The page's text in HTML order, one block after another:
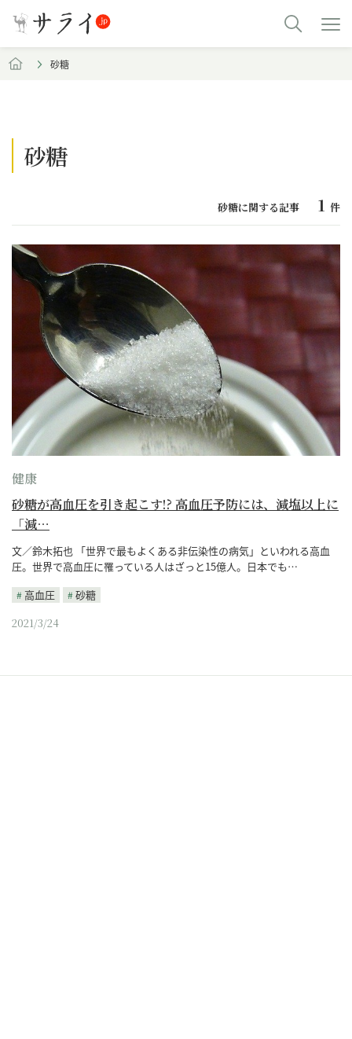
砂糖
砂糖
砂糖に関する記事 1 件
健康
砂糖が高血圧を引き起こす!? 高血圧予防には、減塩以上に
「減…
文／鈴木拓也 「世界で最もよくある非伝染性の病気」といわれる高血
圧。世界で高血圧に罹っている人はざっと15億人。日本でも…
高血圧
砂糖
2021/3/24